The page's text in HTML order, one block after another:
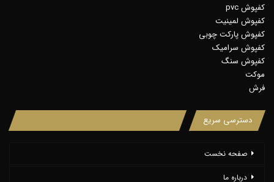
کفپوش pvc
کفپوش لمینیت
کفپوش پارکت چوبی
کفپوش سرامیک
کفپوش سنگ
موکت
فرش
دسترسی سریع
صفحه نخست
درباره ما